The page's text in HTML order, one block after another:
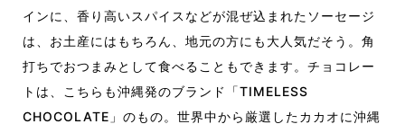
インに、香り高いスパイスなどが混ぜ込まれたソーセージ
は、お土産にはもちろん、地元の方にも大人気だそう。角
打ちでおつまみとして食べることもできます。チョコレー
トは、こちらも沖縄発のブランド「TIMELESS
CHOCOLATE」のもの。世界中から厳選したカカオに沖縄